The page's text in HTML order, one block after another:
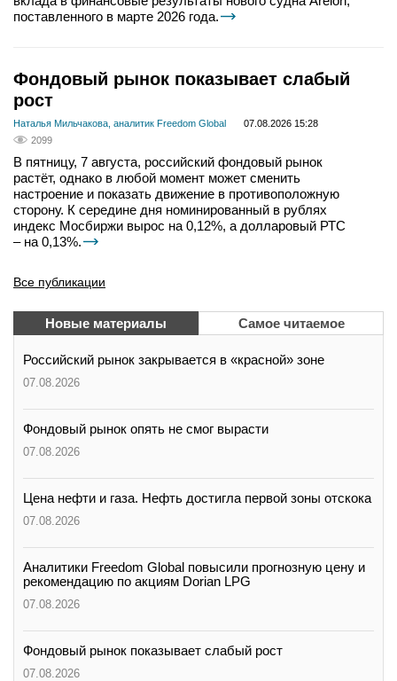
поставленного в марте 2026 года.
Фондовый рынок показывает слабый
рост
Наталья Мильчакова, аналитик Freedom Global
07.08.2026 15:28
2099
В пятницу, 7 августа, российский фондовый рынок
растёт, однако в любой момент может сменить
настроение и показать движение в противоположную
сторону. К середине дня номинированный в рублях
индекс Мосбиржи вырос на 0,12%, а долларовый РТС
– на 0,13%.
Все публикации
Новые материалы Самое читаемое
Российский рынок закрывается в «красной» зоне
07.08.2026
Фондовый рынок опять не смог вырасти
07.08.2026
Цена нефти и газа. Нефть достигла первой зоны отскока
07.08.2026
Аналитики Freedom Global повысили прогнозную цену и
рекомендацию по акциям Dorian LPG
07.08.2026
Фондовый рынок показывает слабый рост
07.08.2026